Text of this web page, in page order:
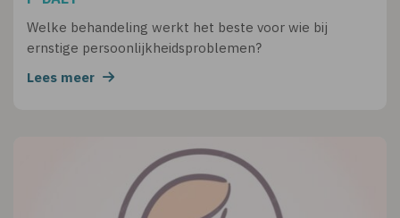
Welke behandeling werkt het beste voor wie bij
ernstige persoonlijkheidsproblemen?
Lees meer